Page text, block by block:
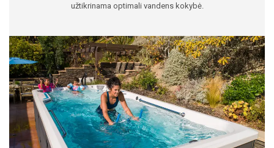
užtikrinama optimali vandens kokybė.